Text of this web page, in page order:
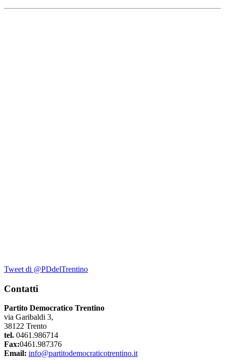
Tweet di @PDdelTrentino
Contatti
Partito Democratico Trentino
via Garibaldi 3,
38122 Trento
tel. 0461.986714
Fax:0461.987376
Email: info@partitodemocraticotrentino.it